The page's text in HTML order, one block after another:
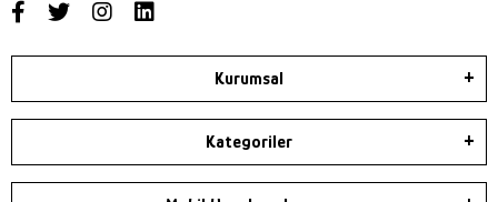
Kurumsal
Kategoriler